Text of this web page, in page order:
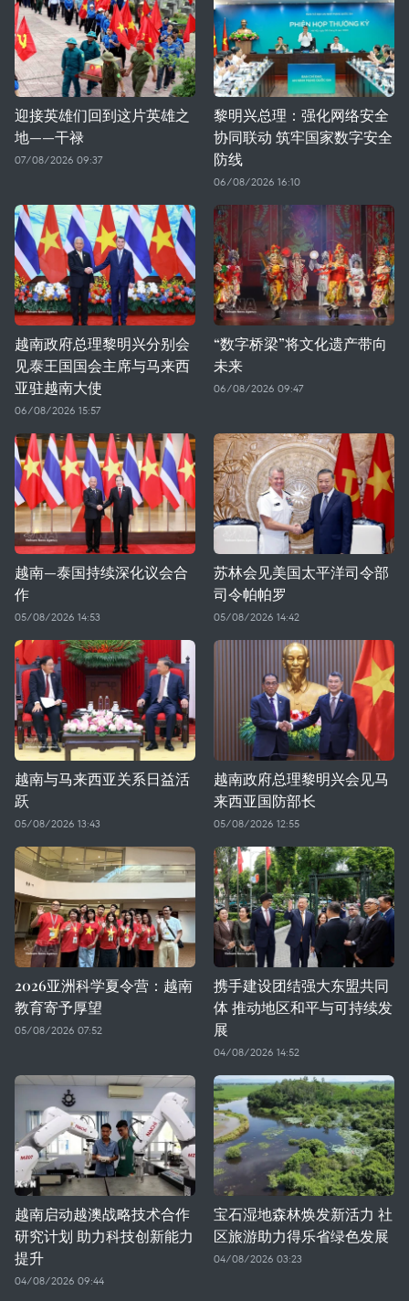
迎接英雄们回到这片英雄之
地——干禄
07/08/2026 09:37
黎明兴总理：强化网络安全
协同联动 筑牢国家数字安全
防线
06/08/2026 16:10
越南政府总理黎明兴分别会
见泰王国国会主席与马来西
亚驻越南大使
06/08/2026 15:57
“数字桥梁”将文化遗产带向
未来
06/08/2026 09:47
越南—泰国持续深化议会合
作
05/08/2026 14:53
苏林会见美国太平洋司令部
司令帕帕罗
05/08/2026 14:42
越南与马来西亚关系日益活
跃
05/08/2026 13:43
越南政府总理黎明兴会见马
来西亚国防部长
05/08/2026 12:55
2026亚洲科学夏令营：越南
教育寄予厚望
05/08/2026 07:52
携手建设团结强大东盟共同
体 推动地区和平与可持续发
展
04/08/2026 14:52
越南启动越澳战略技术合作
研究计划 助力科技创新能力
提升
04/08/2026 09:44
宝石湿地森林焕发新活力 社
区旅游助力得乐省绿色发展
04/08/2026 03:23